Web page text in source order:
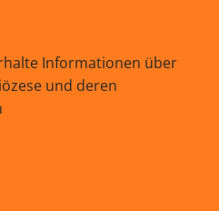
Informationen über
und deren